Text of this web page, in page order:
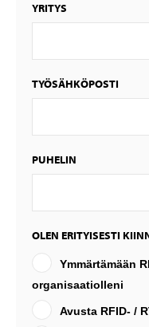
YRITYS
TYÖSÄHKÖPOSTI
PUHELIN
OLEN ERITYISESTI
Ymmärtämään
organisaatiolleni
Avusta RFID- /